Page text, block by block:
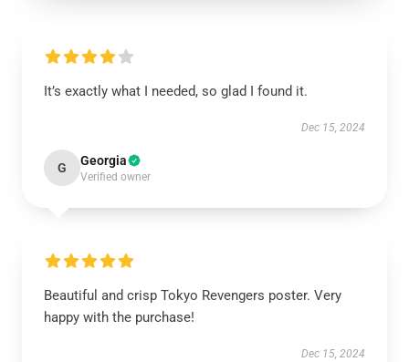
It’s exactly what I needed, so glad I found it.
Dec 15, 2024
G Georgia
Verified owner
Beautiful and crisp Tokyo Revengers poster. Very
happy with the purchase!
Dec 15, 2024